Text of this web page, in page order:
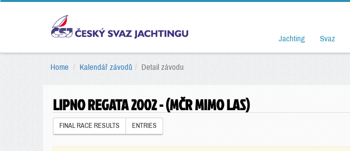
Jachting Svaz
Home Kalendář závodů Detail závodu
LIPNO REGATA 2002 - (MČR MIMO LAS)
FINAL RACE RESULTS ENTRIES